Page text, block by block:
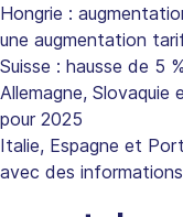
Hongrie :
une augmentation
Suisse : hausse de 5
Allemagne,
pour 2025
Italie, Espagne et
avec des